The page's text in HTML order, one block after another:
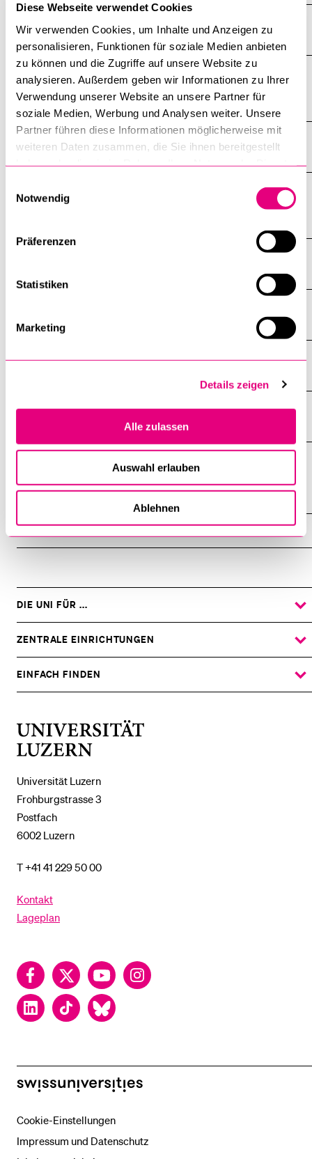
Diese Webseite verwendet Cookies
Wir verwenden Cookies, um Inhalte und Anzeigen zu
personalisieren, Funktionen für soziale Medien anbieten
zu können und die Zugriffe auf unsere Website zu
analysieren. Außerdem geben wir Informationen zu Ihrer
Verwendung unserer Website an unsere Partner für
soziale Medien, Werbung und Analysen weiter. Unsere
Partner führen diese Informationen möglicherweise mit
weiteren Daten zusammen, die Sie ihnen bereitgestellt
Notwendig
Präferenzen
Statistiken
Marketing
Details zeigen
Alle zulassen
Auswahl erlauben
Ablehnen
Mitarbeitende
Herausgeberschaft eines Sammelbandes
Herausgeberschaft eines
Konferenzbandes
Artikel in Publikumsmedien
Bericht (Arbeits-, Forschungs-, Jahres-),
Unterrichtsmaterial, Skripte
Universität Luzern
Frohburgstrasse 3
Postfach
6002 Luzern
T +41 41 229 50 00
Kontakt
Lageplan
FacebookTwitter YouTubeInstagram
LinkedInTikTok Bluesky
DIE UNI FÜR ...
ZEIGE
DAS
UNTERMENÜ
ZENTRALE EINRICHTUNGEN
ZEIGE
DAS
UNTERMENÜ
EINFACH FINDEN
ZEIGE
DAS
swissuniversities
Cookie-Einstellungen
Impressum und Datenschutz